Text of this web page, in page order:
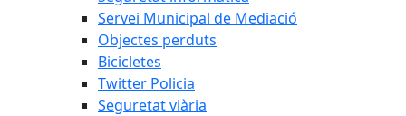
Servei Municipal de Mediació
Objectes perduts
Bicicletes
Twitter Policia
Seguretat viària